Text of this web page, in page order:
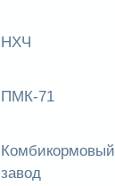
НХЧ
ПМК-71
Комбикормовый
завод